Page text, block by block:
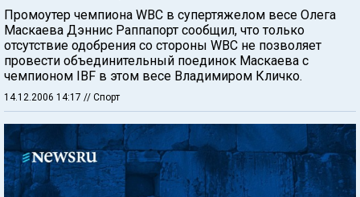
Промоутер чемпиона WBC в супертяжелом весе Олега
Маскаева Дэннис Раппапорт сообщил, что только
отсутствие одобрения со стороны WBC не позволяет
провести объединительный поединок Маскаева с
чемпионом IBF в этом весе Владимиром Кличко.
14.12.2006 14:17 // Спорт